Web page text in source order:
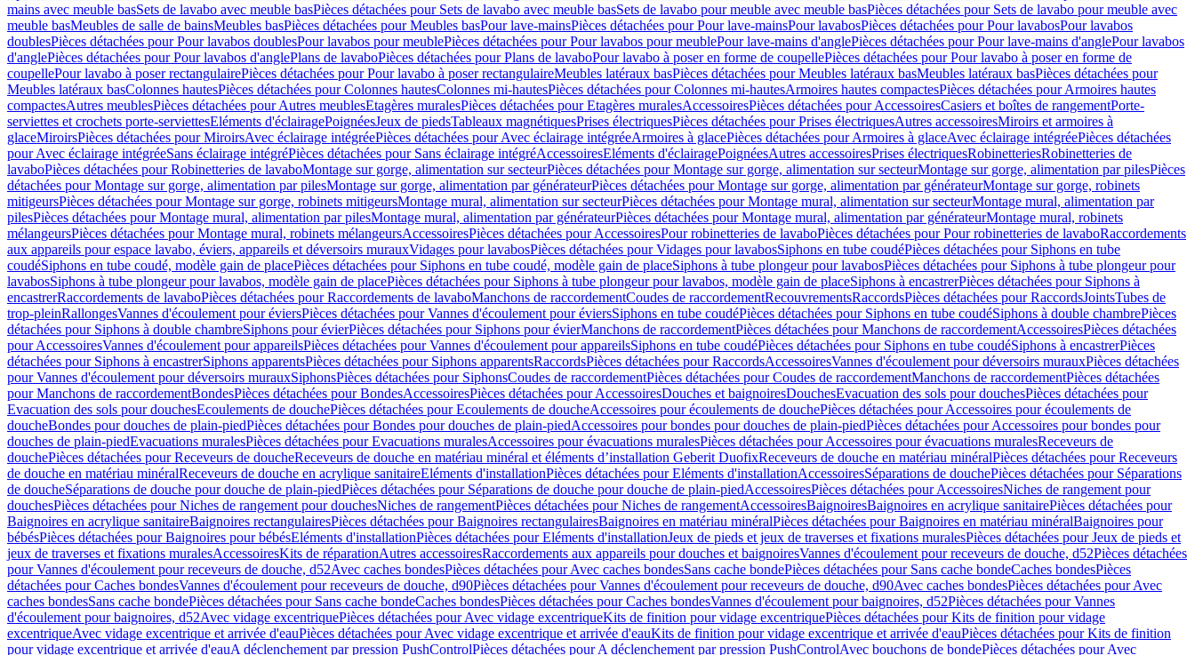
mains avec meuble basSets de lavabo avec meuble basPièces détachées pour Sets de lavabo avec meuble basSets de lavabo pour meuble avec meuble basPièces détachées pour Sets de lavabo pour meuble avec
meuble basMeubles de salle de bainsMeubles basPièces détachées pour Meubles basPour lave-mainsPièces détachées pour Pour lave-mainsPour lavabosPièces détachées pour Pour lavabosPour lavabos
doublesPièces détachées pour Pour lavabos doublesPour lavabos pour meublePièces détachées pour Pour lavabos pour meublePour lave-mains d'anglePièces détachées pour Pour lave-mains d'anglePour lavabos
d'anglePièces détachées pour Pour lavabos d'anglePlans de lavaboPièces détachées pour Plans de lavaboPour lavabo à poser en forme de coupellePièces détachées pour Pour lavabo à poser en forme de
coupellePour lavabo à poser rectangulairePièces détachées pour Pour lavabo à poser rectangulaireMeubles latéraux basPièces détachées pour Meubles latéraux basMeubles latéraux basPièces détachées pour
Meubles latéraux basColonnes hautesPièces détachées pour Colonnes hautesColonnes mi-hautesPièces détachées pour Colonnes mi-hautesArmoires hautes compactesPièces détachées pour Armoires hautes
compactesAutres meublesPièces détachées pour Autres meublesEtagères muralesPièces détachées pour Etagères muralesAccessoiresPièces détachées pour AccessoiresCasiers et boîtes de rangementPorte-
serviettes et crochets porte-serviettesEléments d'éclairagePoignéesJeux de piedsTableaux magnétiquesPrises électriquesPièces détachées pour Prises électriquesAutres accessoiresMiroirs et armoires à
glaceMiroirsPièces détachées pour MiroirsAvec éclairage intégréePièces détachées pour Avec éclairage intégréeArmoires à glacePièces détachées pour Armoires à glaceAvec éclairage intégréePièces détachées
pour Avec éclairage intégréeSans éclairage intégréPièces détachées pour Sans éclairage intégréAccessoiresEléments d'éclairagePoignéesAutres accessoiresPrises électriquesRobinetteriesRobinetteries de
lavaboPièces détachées pour Robinetteries de lavaboMontage sur gorge, alimentation sur secteurPièces détachées pour Montage sur gorge, alimentation sur secteurMontage sur gorge, alimentation par pilesPièces
détachées pour Montage sur gorge, alimentation par pilesMontage sur gorge, alimentation par générateurPièces détachées pour Montage sur gorge, alimentation par générateurMontage sur gorge, robinets
mitigeursPièces détachées pour Montage sur gorge, robinets mitigeursMontage mural, alimentation sur secteurPièces détachées pour Montage mural, alimentation sur secteurMontage mural, alimentation par
pilesPièces détachées pour Montage mural, alimentation par pilesMontage mural, alimentation par générateurPièces détachées pour Montage mural, alimentation par générateurMontage mural, robinets
mélangeursPièces détachées pour Montage mural, robinets mélangeursAccessoiresPièces détachées pour AccessoiresPour robinetteries de lavaboPièces détachées pour Pour robinetteries de lavaboRaccordements
aux appareils pour espace lavabo, éviers, appareils et déversoirs murauxVidages pour lavabosPièces détachées pour Vidages pour lavabosSiphons en tube coudéPièces détachées pour Siphons en tube
coudéSiphons en tube coudé, modèle gain de placePièces détachées pour Siphons en tube coudé, modèle gain de placeSiphons à tube plongeur pour lavabosPièces détachées pour Siphons à tube plongeur pour
lavabosSiphons à tube plongeur pour lavabos, modèle gain de placePièces détachées pour Siphons à tube plongeur pour lavabos, modèle gain de placeSiphons à encastrerPièces détachées pour Siphons à
encastrerRaccordements de lavaboPièces détachées pour Raccordements de lavaboManchons de raccordementCoudes de raccordementRecouvrementsRaccordsPièces détachées pour RaccordsJointsTubes de
trop-pleinRallongesVannes d'écoulement pour éviersPièces détachées pour Vannes d'écoulement pour éviersSiphons en tube coudéPièces détachées pour Siphons en tube coudéSiphons à double chambrePièces
détachées pour Siphons à double chambreSiphons pour évierPièces détachées pour Siphons pour évierManchons de raccordementPièces détachées pour Manchons de raccordementAccessoiresPièces détachées
pour AccessoiresVannes d'écoulement pour appareilsPièces détachées pour Vannes d'écoulement pour appareilsSiphons en tube coudéPièces détachées pour Siphons en tube coudéSiphons à encastrerPièces
détachées pour Siphons à encastrerSiphons apparentsPièces détachées pour Siphons apparentsRaccordsPièces détachées pour RaccordsAccessoiresVannes d'écoulement pour déversoirs murauxPièces détachées
pour Vannes d'écoulement pour déversoirs murauxSiphonsPièces détachées pour SiphonsCoudes de raccordementPièces détachées pour Coudes de raccordementManchons de raccordementPièces détachées
pour Manchons de raccordementBondesPièces détachées pour BondesAccessoiresPièces détachées pour AccessoiresDouches et baignoiresDouchesEvacuation des sols pour douchesPièces détachées pour
Evacuation des sols pour douchesEcoulements de douchePièces détachées pour Ecoulements de doucheAccessoires pour écoulements de douchePièces détachées pour Accessoires pour écoulements de
doucheBondes pour douches de plain-piedPièces détachées pour Bondes pour douches de plain-piedAccessoires pour bondes pour douches de plain-piedPièces détachées pour Accessoires pour bondes pour
douches de plain-piedEvacuations muralesPièces détachées pour Evacuations muralesAccessoires pour évacuations muralesPièces détachées pour Accessoires pour évacuations muralesReceveurs de
douchePièces détachées pour Receveurs de doucheReceveurs de douche en matériau minéral et éléments d’installation Geberit DuofixReceveurs de douche en matériau minéralPièces détachées pour Receveurs
de douche en matériau minéralReceveurs de douche en acrylique sanitaireEléments d'installationPièces détachées pour Eléments d'installationAccessoiresSéparations de douchePièces détachées pour Séparations
de doucheSéparations de douche pour douche de plain-piedPièces détachées pour Séparations de douche pour douche de plain-piedAccessoiresPièces détachées pour AccessoiresNiches de rangement pour
douchesPièces détachées pour Niches de rangement pour douchesNiches de rangementPièces détachées pour Niches de rangementAccessoiresBaignoiresBaignoires en acrylique sanitairePièces détachées pour
Baignoires en acrylique sanitaireBaignoires rectangulairesPièces détachées pour Baignoires rectangulairesBaignoires en matériau minéralPièces détachées pour Baignoires en matériau minéralBaignoires pour
bébésPièces détachées pour Baignoires pour bébésEléments d'installationPièces détachées pour Eléments d'installationJeux de pieds et jeux de traverses et fixations muralesPièces détachées pour Jeux de pieds et
jeux de traverses et fixations muralesAccessoiresKits de réparationAutres accessoiresRaccordements aux appareils pour douches et baignoiresVannes d'écoulement pour receveurs de douche, d52Pièces détachées
pour Vannes d'écoulement pour receveurs de douche, d52Avec caches bondesPièces détachées pour Avec caches bondesSans cache bondePièces détachées pour Sans cache bondeCaches bondesPièces
détachées pour Caches bondesVannes d'écoulement pour receveurs de douche, d90Pièces détachées pour Vannes d'écoulement pour receveurs de douche, d90Avec caches bondesPièces détachées pour Avec
caches bondesSans cache bondePièces détachées pour Sans cache bondeCaches bondesPièces détachées pour Caches bondesVannes d'écoulement pour baignoires, d52Pièces détachées pour Vannes
d'écoulement pour baignoires, d52Avec vidage excentriquePièces détachées pour Avec vidage excentriqueKits de finition pour vidage excentriquePièces détachées pour Kits de finition pour vidage
excentriqueAvec vidage excentrique et arrivée d'eauPièces détachées pour Avec vidage excentrique et arrivée d'eauKits de finition pour vidage excentrique et arrivée d'eauPièces détachées pour Kits de finition
pour vidage excentrique et arrivée d'eauA déclenchement par pression PushControlPièces détachées pour A déclenchement par pression PushControlAvec bouchons de bondePièces détachées pour Avec